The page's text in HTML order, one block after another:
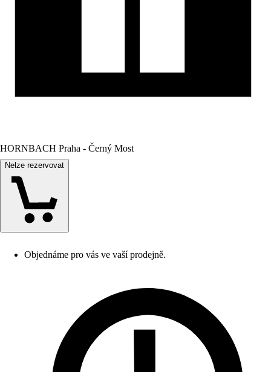
HORNBACH Praha - Černý Most
Nelze rezervovat
Objednáme pro vás ve vaší prodejně.